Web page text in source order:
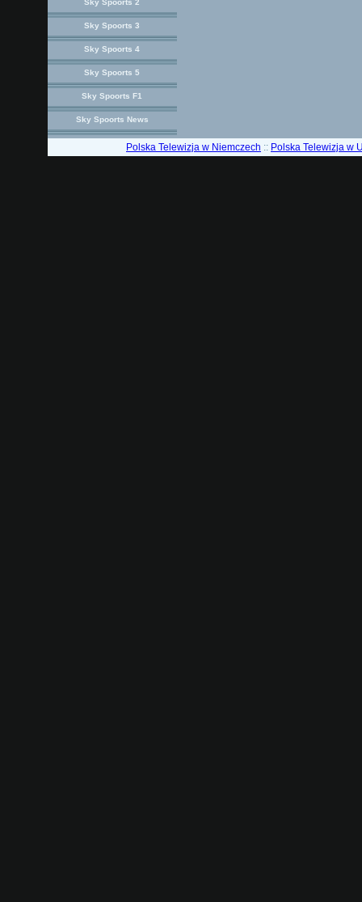
Sky Spoorts 2
Sky Spoorts 3
Sky Spoorts 4
Sky Spoorts 5
Sky Spoorts F1
Sky Spoorts News
Polska Telewizja w Niemczech :: Polska Telewizja w